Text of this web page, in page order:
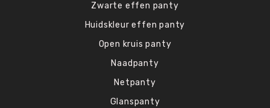
Zwarte effen panty
Huidskleur effen panty
Open kruis panty
Naadpanty
Netpanty
Glanspanty